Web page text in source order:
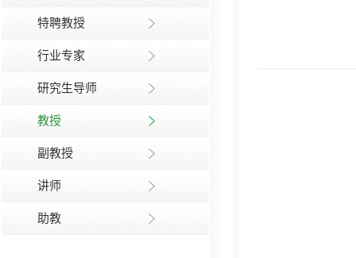
特聘教授
行业专家
研究生导师
教授
副教授
讲师
助教